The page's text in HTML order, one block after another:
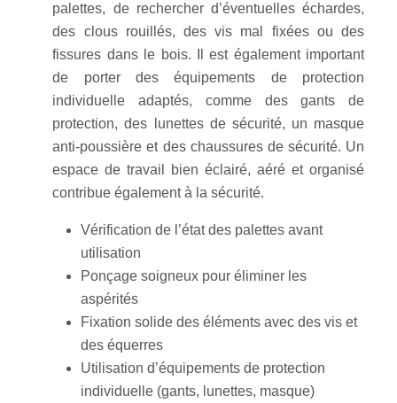
palettes, de rechercher d’éventuelles échardes,
des clous rouillés, des vis mal fixées ou des
fissures dans le bois. Il est également important
de porter des équipements de protection
individuelle adaptés, comme des gants de
protection, des lunettes de sécurité, un masque
anti-poussière et des chaussures de sécurité. Un
espace de travail bien éclairé, aéré et organisé
contribue également à la sécurité.
Vérification de l’état des palettes avant
utilisation
Ponçage soigneux pour éliminer les
aspérités
Fixation solide des éléments avec des vis et
des équerres
Utilisation d’équipements de protection
individuelle (gants, lunettes, masque)